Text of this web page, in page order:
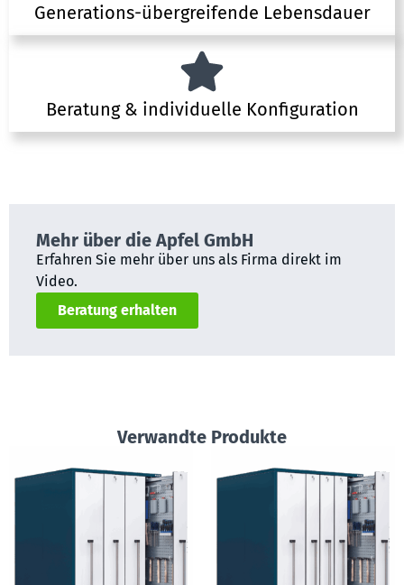
Generations-übergreifende Lebensdauer
Beratung & individuelle Konfiguration
Mehr über die Apfel GmbH
Erfahren Sie mehr über uns als Firma direkt im
Video.
Beratung erhalten
Verwandte Produkte